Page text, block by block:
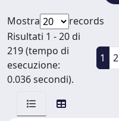
Mostra
records
Risultati 1 - 20 di
219 (tempo di
esecuzione:
0.036 secondi).
1 2